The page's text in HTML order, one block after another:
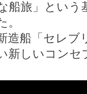
船旅」とい
造船「セレ
新しいコン